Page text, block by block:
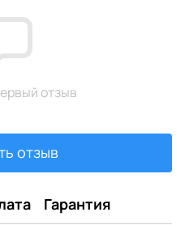
отзыв
отзыв
Гарантия